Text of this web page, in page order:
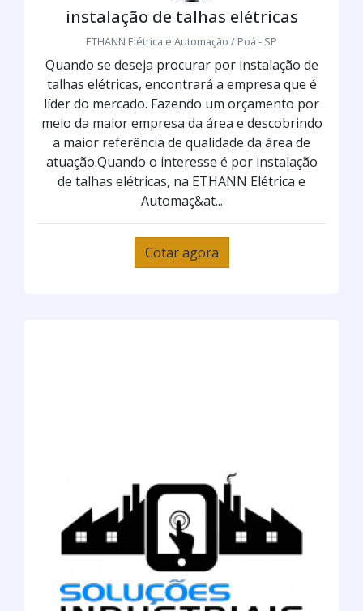
instalação de talhas elétricas
ETHANN Elétrica e Automação / Poá - SP
Quando se deseja procurar por instalação de
talhas elétricas, encontrará a empresa que é
líder do mercado. Fazendo um orçamento por
meio da maior empresa da área e descobrindo
a maior referência de qualidade da área de
atuação.Quando o interesse é por instalação
de talhas elétricas, na ETHANN Elétrica e
Automaç&at...
Cotar agora